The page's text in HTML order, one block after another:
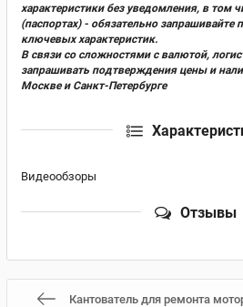
характеристики без уведомления, в том
(паспортах) - обязательно запрашивайте
ключевых характеристик.
В связи со сложностями с валютой,
запрашивать подтверждения цены и
Москве и Санкт-Петербурге
Видеообзоры
Отзывы
Кантователь для ремонта